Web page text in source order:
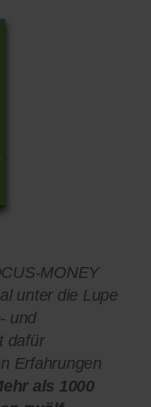
MONEY
unter die Lupe
und
dafür
Erfahrungen
als 1000